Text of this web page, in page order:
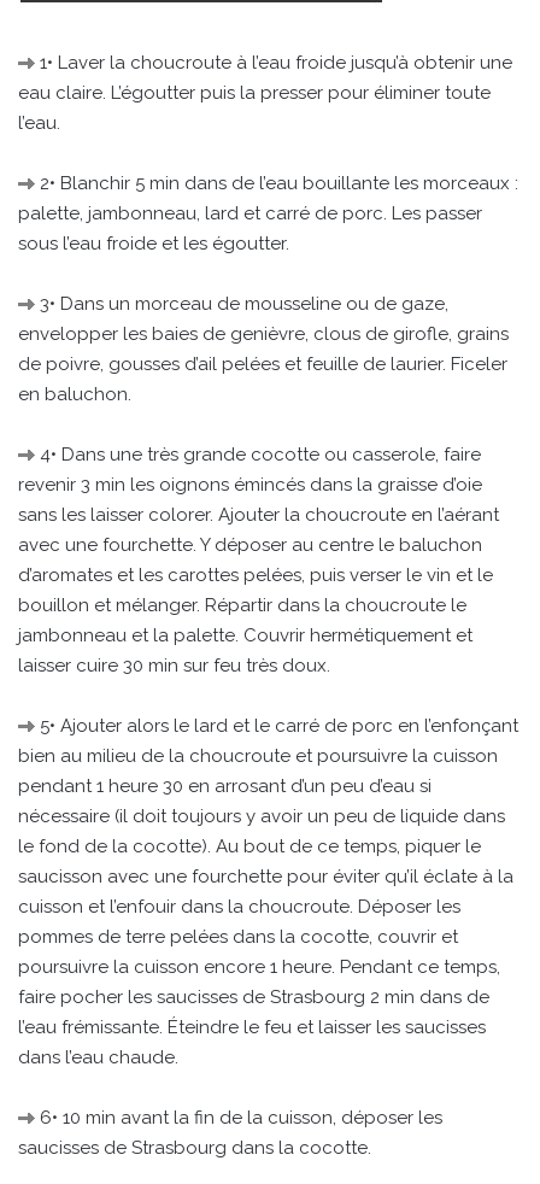
1• Laver la choucroute à l’eau froide jusqu’à obtenir une
eau claire. L’égoutter puis la presser pour éliminer toute
l’eau.
2• Blanchir 5 min dans de l’eau bouillante les morceaux :
palette, jambonneau, lard et carré de porc. Les passer
sous l’eau froide et les égoutter.
3• Dans un morceau de mousseline ou de gaze,
envelopper les baies de genièvre, clous de girofle, grains
de poivre, gousses d’ail pelées et feuille de laurier. Ficeler
en baluchon.
4• Dans une très grande cocotte ou casserole, faire
revenir 3 min les oignons émincés dans la graisse d’oie
sans les laisser colorer. Ajouter la choucroute en l’aérant
avec une fourchette. Y déposer au centre le baluchon
d’aromates et les carottes pelées, puis verser le vin et le
bouillon et mélanger. Répartir dans la choucroute le
jambonneau et la palette. Couvrir hermétiquement et
laisser cuire 30 min sur feu très doux.
5• Ajouter alors le lard et le carré de porc en l’enfonçant
bien au milieu de la choucroute et poursuivre la cuisson
pendant 1 heure 30 en arrosant d’un peu d’eau si
nécessaire (il doit toujours y avoir un peu de liquide dans
le fond de la cocotte). Au bout de ce temps, piquer le
saucisson avec une fourchette pour éviter qu’il éclate à la
cuisson et l’enfouir dans la choucroute. Déposer les
pommes de terre pelées dans la cocotte, couvrir et
poursuivre la cuisson encore 1 heure. Pendant ce temps,
faire pocher les saucisses de Strasbourg 2 min dans de
l’eau frémissante. Éteindre le feu et laisser les saucisses
dans l’eau chaude.
6• 10 min avant la fin de la cuisson, déposer les
saucisses de Strasbourg dans la cocotte.